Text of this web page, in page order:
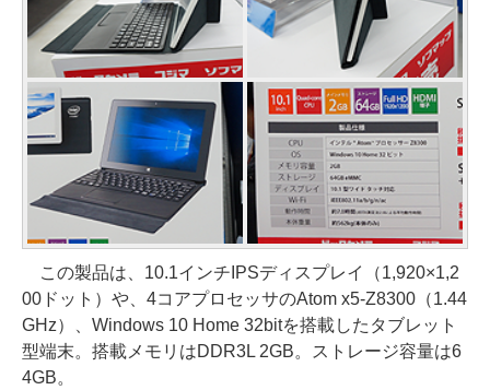
この製品は、10.1インチIPSディスプレイ（1,920×1,2
00ドット）や、4コアプロセッサのAtom x5-Z8300（1.44
GHz）、Windows 10 Home 32bitを搭載したタブレット
型端末。搭載メモリはDDR3L 2GB。ストレージ容量は6
4GB。